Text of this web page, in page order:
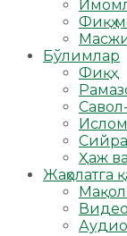
Фиқҳ
Бўлимлар
Фиқҳ
Ҳаж
Жаҳолатга